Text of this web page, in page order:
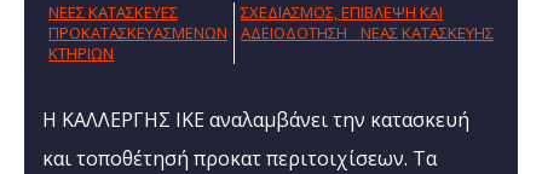
NΕΕΣ ΚΑΤΑΣΚΕΥΕΣ
ΠΡΟΚΑΤΑΣΚΕΥΑΣΜΕΝΩΝ
ΚΤΗΡΙΩΝ
ΣΧΕΔΙΑΣΜΟΣ, ΕΠΙΒΛΕΨΗ ΚΑΙ
AΔΕΙΟΔΟΤΗΣΗ ΝΕΑΣ ΚΑΤΑΣΚΕΥΗΣ
Η ΚΑΛΛΕΡΓΗΣ ΙΚΕ αναλαμβάνει την κατασκευή
και τοποθέτησή προκατ περιτοιχίσεων. Τα